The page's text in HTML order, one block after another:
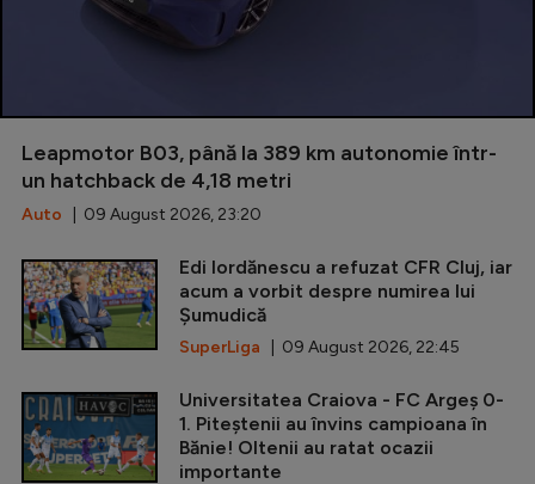
Leapmotor B03, până la 389 km autonomie într-
un hatchback de 4,18 metri
Auto | 09 August 2026, 23:20
Edi Iordănescu a refuzat CFR Cluj, iar
acum a vorbit despre numirea lui
Șumudică
SuperLiga | 09 August 2026, 22:45
Universitatea Craiova - FC Argeș 0-
1. Piteștenii au învins campioana în
Bănie! Oltenii au ratat ocazii
importante